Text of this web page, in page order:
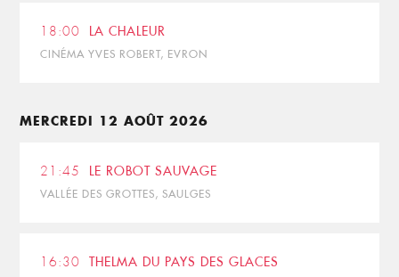
18:00 LA CHALEUR
CINÉMA YVES ROBERT, EVRON
MERCREDI 12 AOÛT 2026
21:45 LE ROBOT SAUVAGE
VALLÉE DES GROTTES, SAULGES
16:30 THELMA DU PAYS DES GLACES